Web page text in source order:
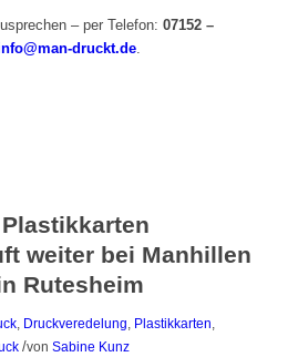
– per Telefon: 07152 –
druckt.de.
weiter bei Manhillen
Rutesheim
, Druckveredelung Plastikkarten
/von Sabine Kunz